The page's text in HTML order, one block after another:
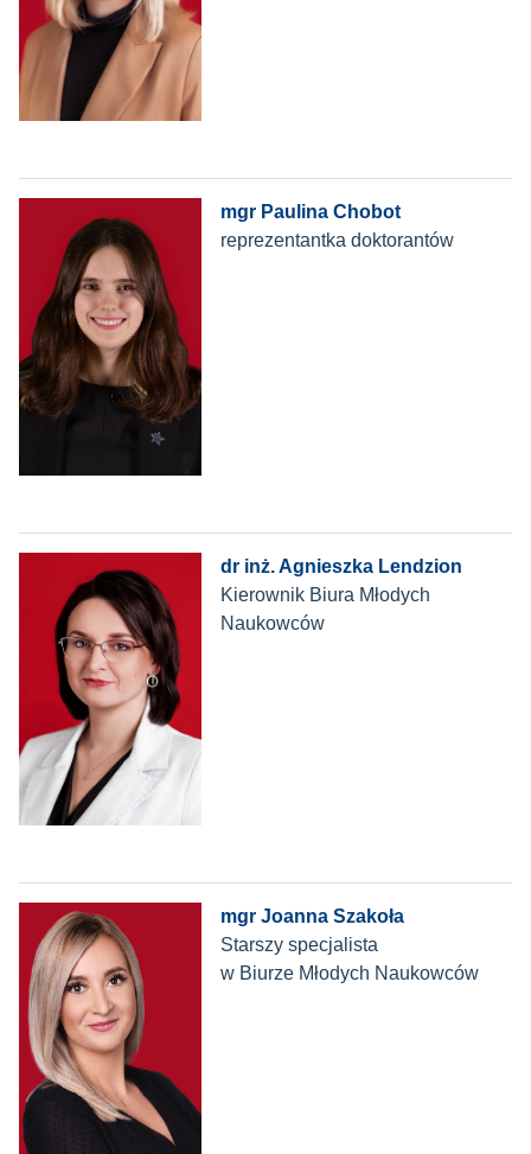
mgr Paulina Chobot
reprezentantka doktorantów
dr inż. Agnieszka Lendzion
Kierownik Biura Młodych
Naukowców
mgr Joanna Szakoła
Starszy specjalista
w Biurze Młodych Naukowców